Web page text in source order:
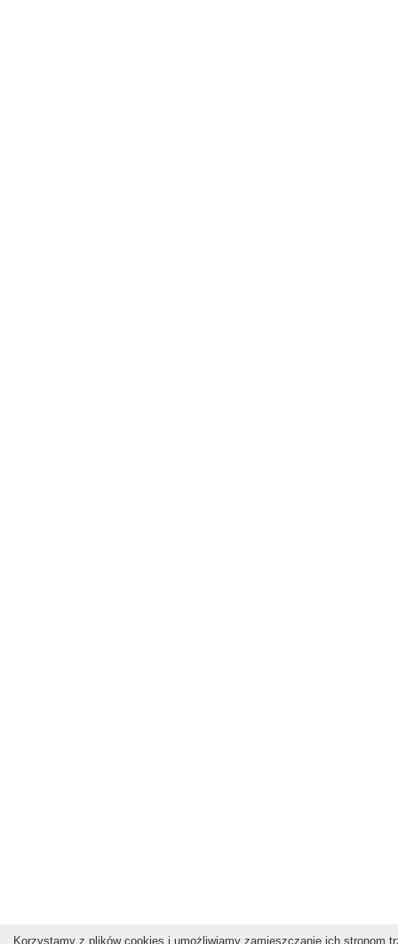
Korzystamy z plików cookies i umożliwiamy zamieszczanie ich stronom